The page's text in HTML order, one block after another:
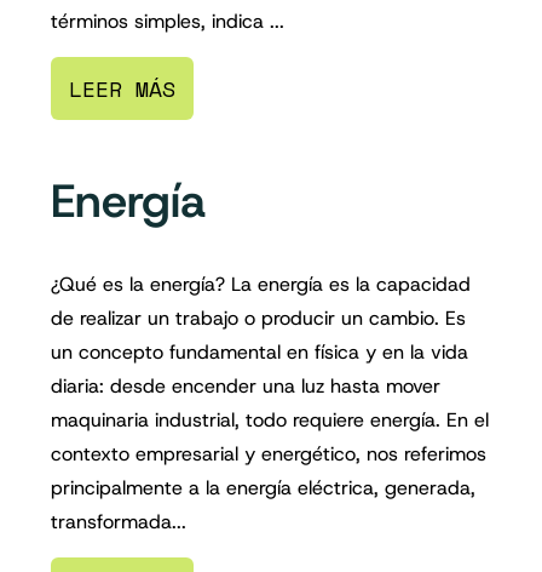
términos simples, indica ...
LEER MÁS
Energía
¿Qué es la energía? La energía es la capacidad
de realizar un trabajo o producir un cambio. Es
un concepto fundamental en física y en la vida
diaria: desde encender una luz hasta mover
maquinaria industrial, todo requiere energía. En el
contexto empresarial y energético, nos referimos
principalmente a la energía eléctrica, generada,
transformada...